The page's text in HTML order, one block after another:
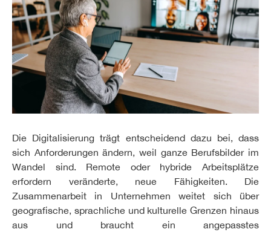
Die Digitalisierung trägt entscheidend dazu bei, dass
sich Anforderungen ändern, weil ganze Berufsbilder im
Wandel sind. Remote oder hybride Arbeitsplätze
erfordern veränderte, neue Fähigkeiten. Die
Zusammenarbeit in Unternehmen weitet sich über
geografische, sprachliche und kulturelle Grenzen hinaus
aus und braucht ein angepasstes